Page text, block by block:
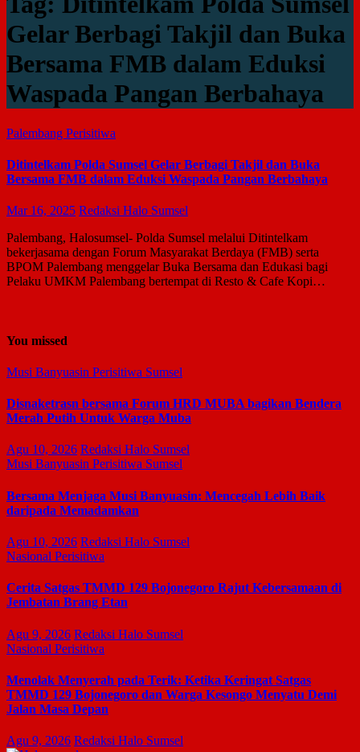
Gelar Berbagi Takjil dan Buka
Bersama FMB dalam Eduksi
Waspada Pangan Berbahaya
Palembang Perisitiwa
Ditintelkam Polda Sumsel Gelar Berbagi Takjil dan Buka
Bersama FMB dalam Eduksi Waspada Pangan Berbahaya
Mar 16, 2025 Redaksi Halo Sumsel
Palembang, Halosumsel- Polda Sumsel melalui Ditintelkam
bekerjasama dengan Forum Masyarakat Berdaya (FMB) serta
BPOM Palembang menggelar Buka Bersama dan Edukasi bagi
Pelaku UMKM Palembang bertempat di Resto & Cafe Kopi…
You missed
Musi Banyuasin Perisitiwa Sumsel
Disnaketrasn bersama Forum HRD MUBA bagikan Bendera
Merah Putih Untuk Warga Muba
Agu 10, 2026 Redaksi Halo Sumsel
Musi Banyuasin Perisitiwa Sumsel
Bersama Menjaga Musi Banyuasin: Mencegah Lebih Baik
daripada Memadamkan
Agu 10, 2026 Redaksi Halo Sumsel
Nasional Perisitiwa
Cerita Satgas TMMD 129 Bojonegoro Rajut Kebersamaan di
Jembatan Brang Etan
Agu 9, 2026 Redaksi Halo Sumsel
Nasional Perisitiwa
Menolak Menyerah pada Terik: Ketika Keringat Satgas
TMMD 129 Bojonegoro dan Warga Kesongo Menyatu Demi
Jalan Masa Depan
Agu 9, 2026 Redaksi Halo Sumsel